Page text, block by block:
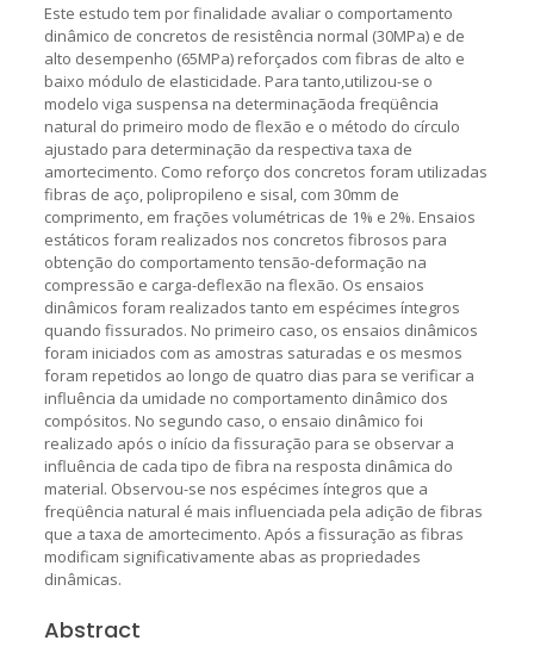
Este estudo tem por finalidade avaliar o comportamento
dinâmico de concretos de resistência normal (30MPa) e de
alto desempenho (65MPa) reforçados com fibras de alto e
baixo módulo de elasticidade. Para tanto,utilizou-se o
modelo viga suspensa na determinaçãoda freqüência
natural do primeiro modo de flexão e o método do círculo
ajustado para determinação da respectiva taxa de
amortecimento. Como reforço dos concretos foram utilizadas
fibras de aço, polipropileno e sisal, com 30mm de
comprimento, em frações volumétricas de 1% e 2%. Ensaios
estáticos foram realizados nos concretos fibrosos para
obtenção do comportamento tensão-deformação na
compressão e carga-deflexão na flexão. Os ensaios
dinâmicos foram realizados tanto em espécimes íntegros
quando fissurados. No primeiro caso, os ensaios dinâmicos
foram iniciados com as amostras saturadas e os mesmos
foram repetidos ao longo de quatro dias para se verificar a
influência da umidade no comportamento dinâmico dos
compósitos. No segundo caso, o ensaio dinâmico foi
realizado após o início da fissuração para se observar a
influência de cada tipo de fibra na resposta dinâmica do
material. Observou-se nos espécimes íntegros que a
freqüência natural é mais influenciada pela adição de fibras
que a taxa de amortecimento. Após a fissuração as fibras
modificam significativamente abas as propriedades
dinâmicas.
Abstract